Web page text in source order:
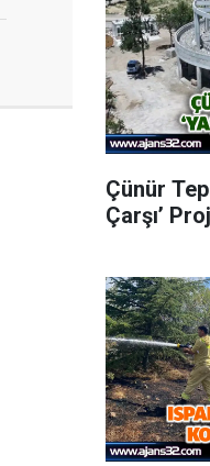
Çünür
Çarşı’